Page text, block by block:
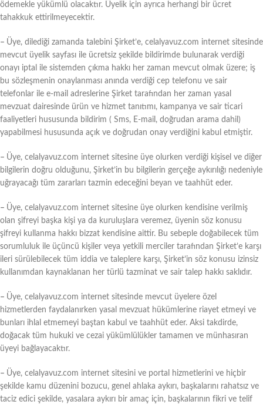
ödemekle yükümlü olacaktır. Üyelik için ayrıca herhangi bir ücret
tahakkuk ettirilmeyecektir.
– Üye, dilediği zamanda talebini Şirket’e, celalyavuz.com internet sitesinde
mevcut üyelik sayfası ile ücretsiz şekilde bildirimde bulunarak verdiği
onayı iptal ile sistemden çıkma hakkı her zaman mevcut olmak üzere; iş
bu sözleşmenin onaylanması anında verdiği cep telefonu ve sair
telefonlar ile e-mail adreslerine Şirket tarafından her zaman yasal
mevzuat dairesinde ürün ve hizmet tanıtımı, kampanya ve sair ticari
faaliyetleri hususunda bildirim ( Sms, E-mail, doğrudan arama dahil)
yapabilmesi hususunda açık ve doğrudan onay verdiğini kabul etmiştir.
– Üye, celalyavuz.com internet sitesine üye olurken verdiği kişisel ve diğer
bilgilerin doğru olduğunu, Şirket’in bu bilgilerin gerçeğe aykırılığı nedeniyle
uğrayacağı tüm zararları tazmin edeceğini beyan ve taahhüt eder.
– Üye, celalyavuz.com internet sitesine üye olurken kendisine verilmiş
olan şifreyi başka kişi ya da kuruluşlara veremez, üyenin söz konusu
şifreyi kullanma hakkı bizzat kendisine aittir. Bu sebeple doğabilecek tüm
sorumluluk ile üçüncü kişiler veya yetkili merciler tarafından Şirket’e karşı
ileri sürülebilecek tüm iddia ve taleplere karşı, Şirket’in söz konusu izinsiz
kullanımdan kaynaklanan her türlü tazminat ve sair talep hakkı saklıdır.
– Üye, celalyavuz.com internet sitesinde mevcut üyelere özel
hizmetlerden faydalanırken yasal mevzuat hükümlerine riayet etmeyi ve
bunları ihlal etmemeyi baştan kabul ve taahhüt eder. Aksi takdirde,
doğacak tüm hukuki ve cezai yükümlülükler tamamen ve münhasıran
üyeyi bağlayacaktır.
– Üye, celalyavuz.com internet sitesini ve portal hizmetlerini ve hiçbir
şekilde kamu düzenini bozucu, genel ahlaka aykırı, başkalarını rahatsız ve
taciz edici şekilde, yasalara aykırı bir amaç için, başkalarının fikri ve telif